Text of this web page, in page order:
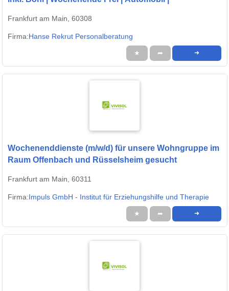
Frankfurt am Main, 60308
Firma:Hanse Rekrut Personalberatung
★ ➦ ➜
Wochenenddienste (m/w/d) für unsere Wohngruppe im
Raum Offenbach und Rüsselsheim gesucht
Frankfurt am Main, 60311
Firma:Impuls GmbH - Institut für Erziehungshilfe und Therapie
★ ➦ ➜